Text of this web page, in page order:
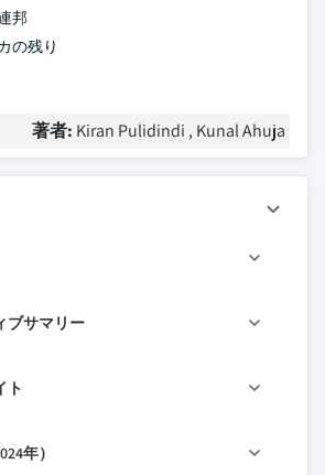
邦
の残り
著者: Kiran Pulidindi , Kunal Ahuja
ン
タ収集方法
ーバル
ブサマリー
レンド
ス別
ト
ライヤーの状況
年）